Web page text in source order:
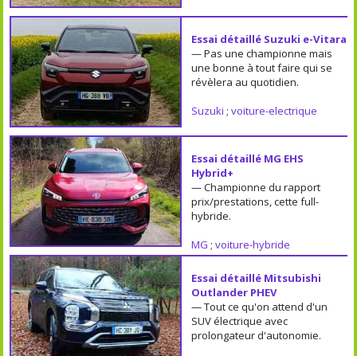
Essai détaillé Suzuki e-Vitara
— Pas une championne mais
une bonne à tout faire qui se
révèlera au quotidien.
Suzuki ; voiture-electrique
Essai détaillé MG EHS
Hybrid+
— Championne du rapport
prix/prestations, cette full-
hybride.
MG ; voiture-hybride
Essai détaillé Mitsubishi
Outlander PHEV
— Tout ce qu'on attend d'un
SUV électrique avec
prolongateur d'autonomie.